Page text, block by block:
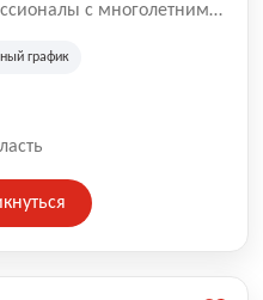
с многолетним
опыт позволяют
график